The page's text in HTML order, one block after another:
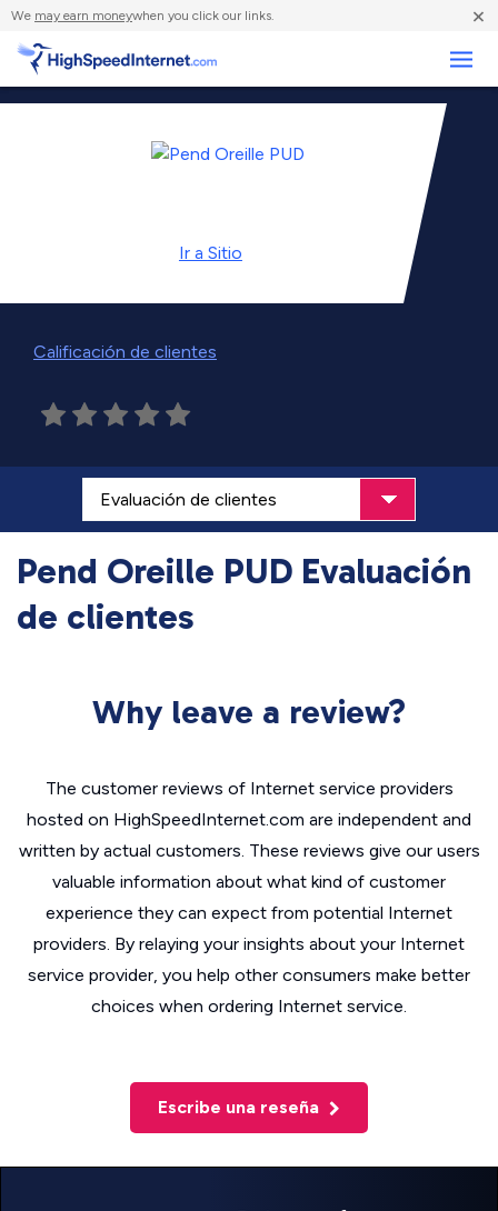
We may earn moneywhen you click our links. ×
Ir a Sitio
Calificación de clientes
Pend Oreille PUD Evaluación
de clientes
Why leave a review?
The customer reviews of Internet service providers
hosted on HighSpeedInternet.com are independent and
written by actual customers. These reviews give our users
valuable information about what kind of customer
experience they can expect from potential Internet
providers. By relaying your insights about your Internet
service provider, you help other consumers make better
choices when ordering Internet service.
Escribe una reseña